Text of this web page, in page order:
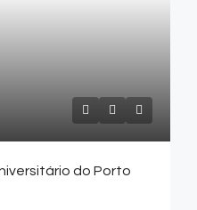
do Porto